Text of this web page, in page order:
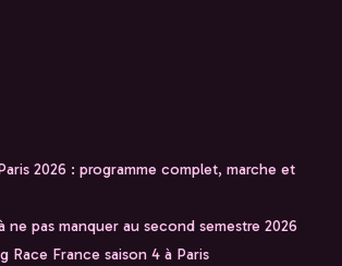
2026 : programme complet, marche et
ne pas manquer au second semestre 2026
Race France saison 4 à Paris